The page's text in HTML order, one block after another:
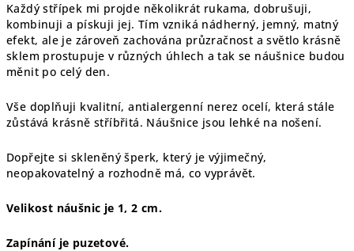
Každý střípek mi projde několikrát rukama, dobrušuji,
kombinuji a pískuji jej. Tím vzniká nádherný, jemný, matný
efekt, ale je zároveň zachována průzračnost a světlo krásně
sklem prostupuje v různých úhlech a tak se náušnice budou
měnit po celý den.
Vše doplňuji kvalitní, antialergenní nerez ocelí, která stále
zůstává krásně stříbřitá. Náušnice jsou lehké na nošení.
Dopřejte si skleněný šperk, který je výjimečný,
neopakovatelný a rozhodně má, co vyprávět.
Velikost náušnic je 1, 2 cm.
Zapínání je puzetové.